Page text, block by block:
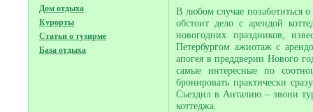
Дом отдыха
Курорты
Статьи о тузирме
База отдыха
В любом случае позаботиться
обстоит дело с арендой
новогодних праздников,
Петербургом ажиотаж с
апогея в преддверии Нового
самые интересные по
бронировать практически
Съездил в Анталию – звони
коттеджа.